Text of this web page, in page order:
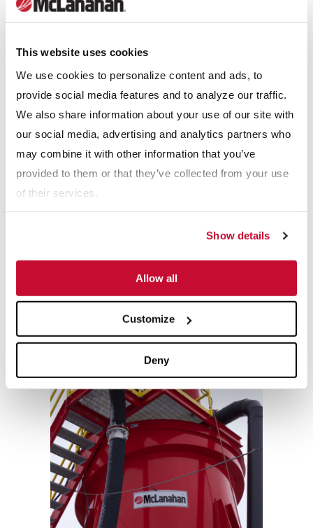
This website uses cookies
We use cookies to personalize content and ads, to
provide social media features and to analyze our traffic.
We also share information about your use of our site with
our social media, advertising and analytics partners who
may combine it with other information that you’ve
provided to them or that they’ve collected from your use
of their services.
Show details
Allow all
Customize
Deny
energía y dinero”.
El sistema Lites-Out™ elimina con eficacia lignito de malla +50
de un material de alimentación de malla -4 para cumplir con las
especificaciones publicadas de la arena libre de lignito.
Además, McLanahan instaló un sistema de advertencia para
garantizar que el lignito no se introduzca en la arena para
hormigón en caso de que el sistema esté desequilibrado.
“Desde el comienzo, el equipo de McLanahan Corporation era
paquete completo, con un sistema que funcionaría bien desde